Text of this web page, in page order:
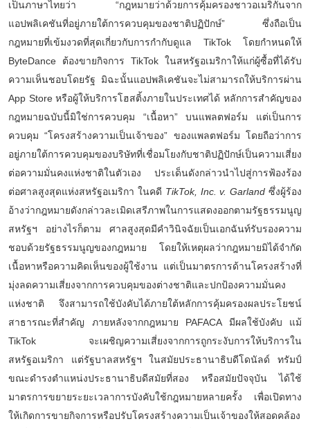
เป็นภาษาไทยว่า “กฎหมายว่าด้วยการคุ้มครองชาวอเมริกันจาก
แอปพลิเคชันที่อยู่ภายใต้การควบคุมของชาติปฏิปักษ์” ซึ่งถือเป็น
กฎหมายที่เข้มงวดที่สุดเกี่ยวกับการกำกับดูแล TikTok โดยกำหนดให้
ByteDance ต้องขายกิจการ TikTok ในสหรัฐอเมริกาให้แก่ผู้ซื้อที่ได้รับ
ความเห็นชอบโดยรัฐ มิฉะนั้นแอปพลิเคชันจะไม่สามารถให้บริการผ่าน
App Store หรือผู้ให้บริการโฮสติ้งภายในประเทศได้ หลักการสำคัญของ
กฎหมายฉบับนี้มิใช่การควบคุม “เนื้อหา” บนแพลตฟอร์ม แต่เป็นการ
ควบคุม “โครงสร้างความเป็นเจ้าของ” ของแพลตฟอร์ม โดยถือว่าการ
อยู่ภายใต้การควบคุมของบริษัทที่เชื่อมโยงกับชาติปฏิปักษ์เป็นความเสี่ยง
ต่อความมั่นคงแห่งชาติในตัวเอง ประเด็นดังกล่าวนำไปสู่การฟ้องร้อง
ต่อศาลสูงสุดแห่งสหรัฐอเมริกา ในคดี TikTok, Inc. v. Garland ซึ่งผู้ร้อง
อ้างว่ากฎหมายดังกล่าวละเมิดเสรีภาพในการแสดงออกตามรัฐธรรมนูญ
สหรัฐฯ อย่างไรก็ตาม ศาลสูงสุดมีคำวินิจฉัยเป็นเอกฉันท์รับรองความ
ชอบด้วยรัฐธรรมนูญของกฎหมาย โดยให้เหตุผลว่ากฎหมายมิได้จำกัด
เนื้อหาหรือความคิดเห็นของผู้ใช้งาน แต่เป็นมาตรการด้านโครงสร้างที่
มุ่งลดความเสี่ยงจากการควบคุมของต่างชาติและปกป้องความมั่นคง
แห่งชาติ จึงสามารถใช้บังคับได้ภายใต้หลักการคุ้มครองผลประโยชน์
สาธารณะที่สำคัญ ภายหลังจากกฎหมาย PAFACA มีผลใช้บังคับ แม้
TikTok จะเผชิญความเสี่ยงจากการถูกระงับการให้บริการใน
สหรัฐอเมริกา แต่รัฐบาลสหรัฐฯ ในสมัยประธานาธิบดีโดนัลด์ ทรัมป์
ขณะดำรงตำแหน่งประธานาธิบดีสมัยที่สอง หรือสมัยปัจจุบัน ได้ใช้
มาตรการขยายระยะเวลาการบังคับใช้กฎหมายหลายครั้ง เพื่อเปิดทาง
ให้เกิดการขายกิจการหรือปรับโครงสร้างความเป็นเจ้าของให้สอดคล้อง